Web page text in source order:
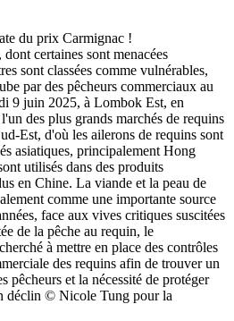
certaines sont menacées
sont classées comme vulnérables,
par des pêcheurs commerciaux au
9 juin 2025, à Lombok Est, en
des plus grands marchés de requins
Est, d'où les ailerons de requins sont
asiatiques, principalement Hong
utilisés dans des produits
en Chine. La viande et la peau de
comme une importante source
face aux vives critiques suscitées
de la pêche au requin, le
à mettre en place des contrôles
des requins afin de trouver un
pêcheurs et la nécessité de protéger
déclin © Nicole Tung pour la